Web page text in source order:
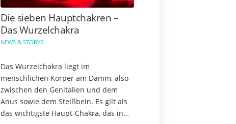
Die sieben Hauptchakren –
Das Wurzelchakra
NEWS & STORYS
Das Wurzelchakra liegt im
menschlichen Körper am Damm, also
zwischen den Genitalien und dem
Anus sowie dem Steißbein. Es gilt als
das wichtigste Haupt-Chakra, das in